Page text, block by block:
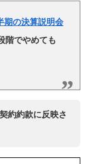
期の決算説明会
階でやめても
約約款に反映さ